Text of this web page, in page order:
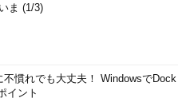
ま (1/3)
不慣れでも大丈夫！ WindowsでDock
イント